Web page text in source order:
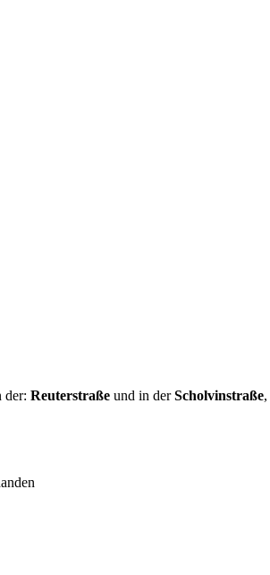
der: Reuterstraße und in derScholvinstraße,